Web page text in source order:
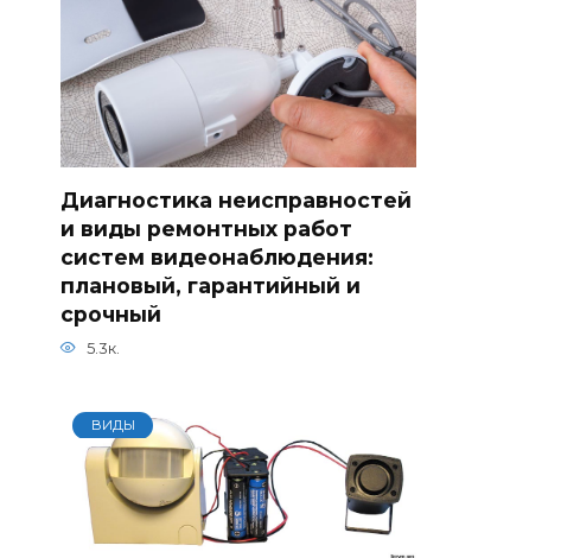
Диагностика неисправностей
и виды ремонтных работ
систем видеонаблюдения:
плановый, гарантийный и
срочный
5.3к.
ВИДЫ